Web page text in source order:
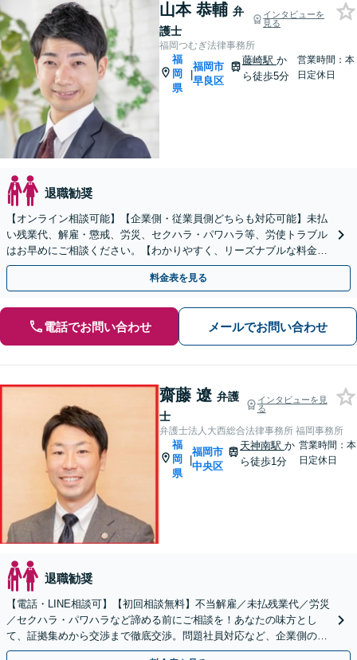
山本 恭輔 弁
護士
インタビューを
見る
福岡つむぎ法律事務所
福
岡
県
|
福岡市
早良区
藤崎駅 か
ら徒歩5分
営業時間：本
日定休日
退職勧奨
【オンライン相談可能】【企業側・従業員側どちらも対応可能】未払
い残業代、解雇・懲戒、労災、セクハラ・パワハラ等、労使トラブル
はお早めにご相談ください。【わかりやすく、リーズナブルな料金設
定】【弁護士歴7年】【藤崎駅から徒歩5分】
料金表を見る
電話でお問い合わせ メールでお問い合わせ
齋藤 遼 弁護
士
インタビューを見
る
弁護士法人大西総合法律事務所 福岡事務所
福
岡
県
|
福岡市
中央区
天神南駅か
ら徒歩1分
営業時間：本
日定休日
退職勧奨
【電話・LINE相談可】【初回相談無料】不当解雇／未払残業代／労災
／セクハラ・パワハラなど諦める前にご相談を！あなたの味方とし
て、証拠集めから交渉まで徹底交渉。問題社員対応など、企業側のご
相談もOK【夜間・休日対応】【天神南駅直結】